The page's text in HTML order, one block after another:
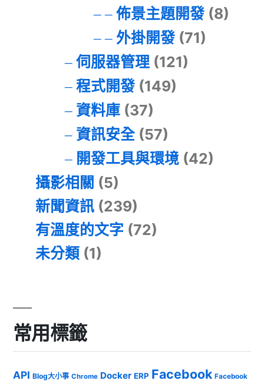
佈景主題開發(8)
外掛開發(71)
伺服器管理(121)
程式開發(149)
資料庫(37)
資訊安全(57)
開發工具與環境(42)
攝影相關 (5)
新聞資訊 (239)
有溫度的文字 (72)
未分類 (1)
常用標籤
API Blog大小事 Chrome Docker ERP Facebook Facebook